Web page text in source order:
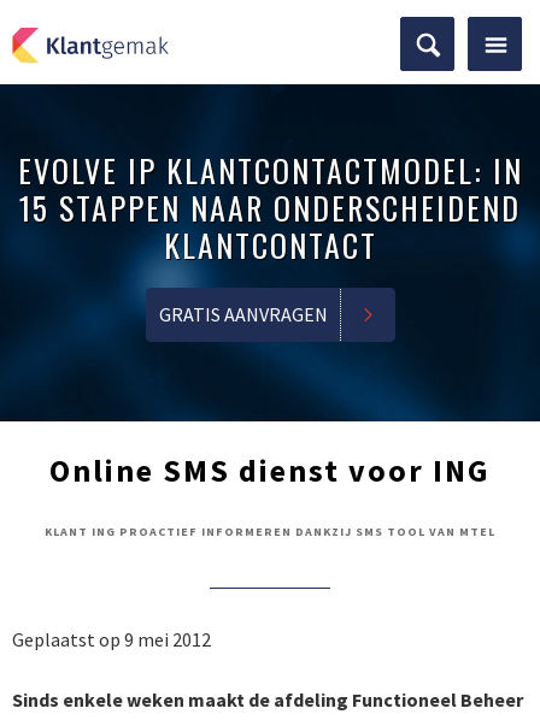
EVOLVE IP KLANTCONTACTMODEL: IN
15 STAPPEN NAAR ONDERSCHEIDEND
KLANTCONTACT
GRATIS AANVRAGEN
Online SMS dienst voor ING
KLANT ING PROACTIEF INFORMEREN DANKZIJ SMS TOOL VAN MTEL
Geplaatst op 9 mei 2012
Sinds enkele weken maakt de afdeling Functioneel Beheer